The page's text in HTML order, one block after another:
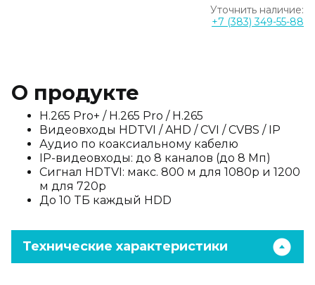
Уточнить наличие:
+7 (383) 349-55-88
О продукте
H.265 Pro+ / H.265 Pro / H.265
Видеовходы HDTVI / AHD / CVI / CVBS / IP
Аудио по коаксиальному кабелю
IP-видеовходы: до 8 каналов (до 8 Мп)
Сигнал HDTVI: макс. 800 м для 1080p и 1200
м для 720p
До 10 TБ каждый HDD
Технические характеристики